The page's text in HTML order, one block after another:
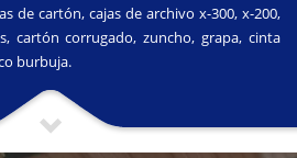
de cartón, cajas de archivo x-300, x-200,
cartón corrugado, zuncho, grapa, cinta
burbuja.